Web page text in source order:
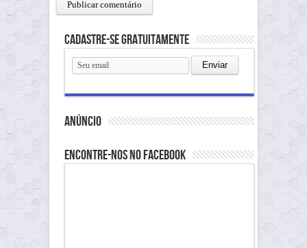
Cadastre-se gratuitamente
anúncio
Encontre-nos no Facebook